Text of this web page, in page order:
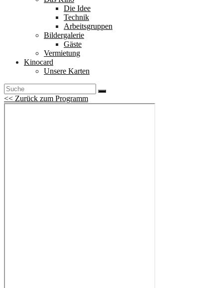
Die Idee
Technik
Arbeitsgruppen
Bildergalerie
Gäste
Vermietung
Kinocard
Unsere Karten
<< Zurück zum Programm